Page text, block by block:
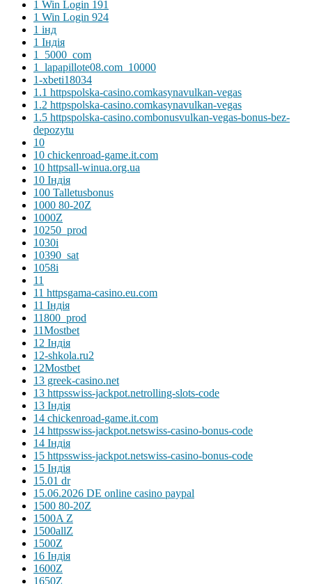
1 Win Login 191
1 Win Login 924
1 інд
1 Індія
1_5000_com
1_lapapillote08.com_10000
1-xbeti18034
1.1 httpspolska-casino.comkasynavulkan-vegas
1.2 httpspolska-casino.comkasynavulkan-vegas
1.5 httpspolska-casino.combonusvulkan-vegas-bonus-bez-
depozytu
10
10 chickenroad-game.it.com
10 httpsall-winua.org.ua
10 Індія
100 Talletusbonus
1000 80-20Z
1000Z
10250_prod
1030i
10390_sat
1058i
11
11 httpsgama-casino.eu.com
11 Індія
11800_prod
11Mostbet
12 Індія
12-shkola.ru2
12Mostbet
13 greek-casino.net
13 httpsswiss-jackpot.netrolling-slots-code
13 Індія
14 chickenroad-game.it.com
14 httpsswiss-jackpot.netswiss-casino-bonus-code
14 Індія
15 httpsswiss-jackpot.netswiss-casino-bonus-code
15 Індія
15.01 dr
15.06.2026 DE online casino paypal
1500 80-20Z
1500A Z
1500allZ
1500Z
16 Індія
1600Z
1650Z